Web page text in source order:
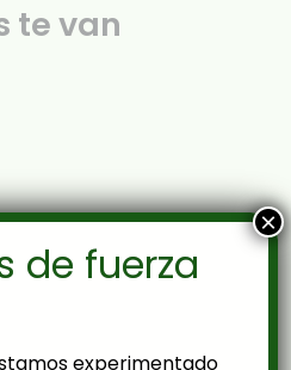
te van
de fuerza
experimentado
×